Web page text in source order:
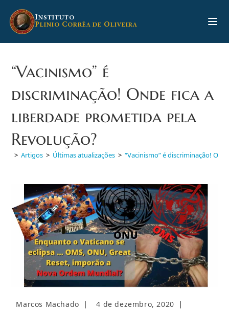
para
INSTITUTO
PLINIO CORRÊA DE OLIVEIRA
“Vacinismo” é
discriminação! Onde fica a
liberdade prometida pela
Revolução?
> Artigos > Últimas atualizações > “Vacinismo” é discriminação!
Autor
Marcos Machado
Post
4 de dezembro, 2020